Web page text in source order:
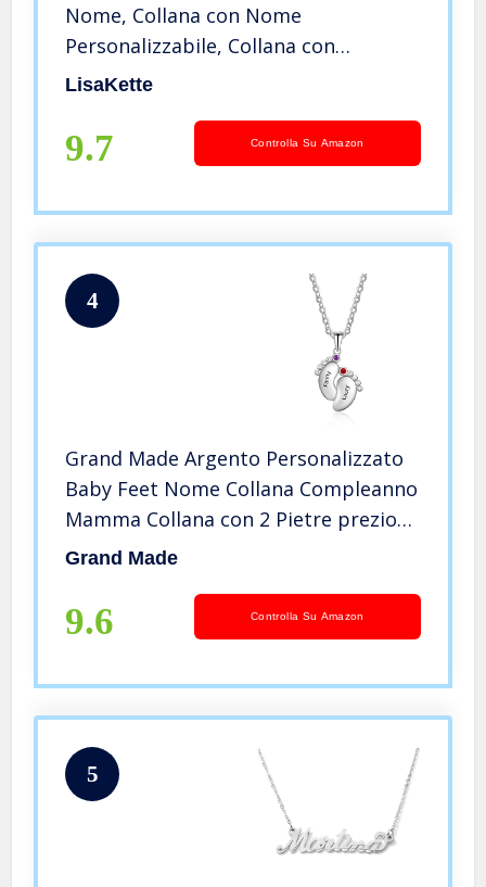
Nome, Collana con Nome
Personalizzabile, Collana con
Incisione Personalizzata, Collana
Regalo Festa della Mamma
LisaKette
9.7 Controlla Su Amazon
4
Grand Made Argento Personalizzato
Baby Feet Nome Collana Compleanno
Mamma Collana con 2 Pietre preziose
Birthstone Collana Birthstone con
Donna
Grand Made
9.6 Controlla Su Amazon
5